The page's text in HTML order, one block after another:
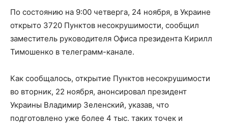
По состоянию на 9:00 четверга, 24 ноября, в Украине
открыто 3720 Пунктов несокрушимости, сообщил
заместитель руководителя Офиса президента Кирилл
Тимошенко в телеграмм-канале.
Как сообщалось, открытие Пунктов несокрушимости
во вторник, 22 ноября, анонсировал президент
Украины Владимир Зеленский, указав, что
подготовлено уже более 4 тыс. таких точек и